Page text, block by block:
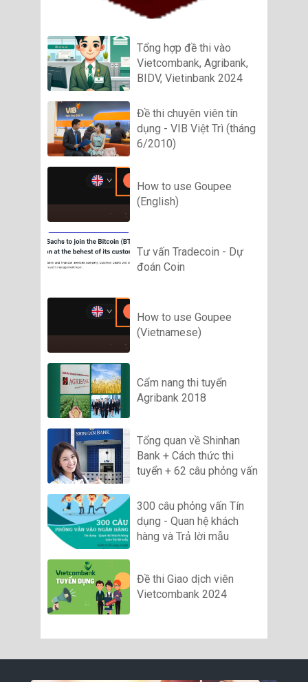
Tổng hợp đề thi vào
Vietcombank, Agribank,
BIDV, Vietinbank 2024
Đề thi chuyên viên tín
dụng - VIB Việt Trì (tháng
6/2010)
How to use Goupee
(English)
Tư vấn Tradecoin - Dự
đoán Coin
How to use Goupee
(Vietnamese)
Cẩm nang thi tuyển
Agribank 2018
Tổng quan về Shinhan
Bank + Cách thức thi
tuyển + 62 câu phỏng vấn
300 câu phỏng vấn Tín
dụng - Quan hệ khách
hàng và Trả lời mẫu
Đề thi Giao dịch viên
Vietcombank 2024